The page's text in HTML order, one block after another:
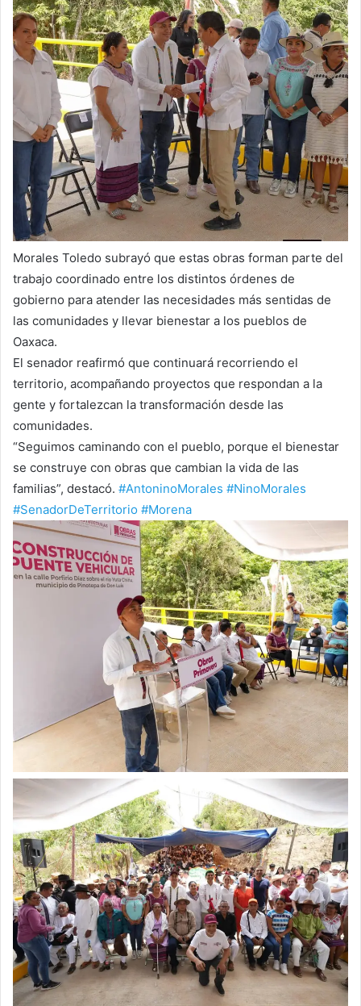
Morales Toledo subrayó que estas obras forman parte del
trabajo coordinado entre los distintos órdenes de
gobierno para atender las necesidades más sentidas de
las comunidades y llevar bienestar a los pueblos de
Oaxaca.
El senador reafirmó que continuará recorriendo el
territorio, acompañando proyectos que respondan a la
gente y fortalezcan la transformación desde las
comunidades.
“Seguimos caminando con el pueblo, porque el bienestar
se construye con obras que cambian la vida de las
familias”, destacó. #AntoninoMorales #NinoMorales
#SenadorDeTerritorio #Morena